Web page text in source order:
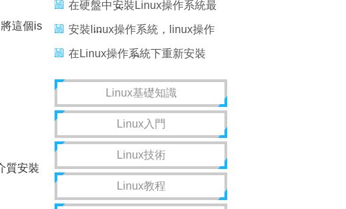
這個is
質安裝
在硬盤中安裝Linux操作系統最
簡單方法
安裝linux操作系統，linux操作
系統
在Linux操作系統下重新安裝
Linux的方法
Linux基礎知識
Linux入門
Linux技術
Linux教程